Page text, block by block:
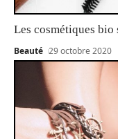
Les cosmétiques bio
Beauté 29 octobre 2020